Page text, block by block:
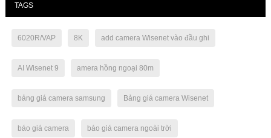
TAGS
6020R/VAP 8K add camera Wisenet vào đầu ghi
AI Wisenet 9 amera hồng ngoại 80m
bảng giá camera samsung Bảng giá camera Wisenet
báo giá camera báo giá camera ngoài trời